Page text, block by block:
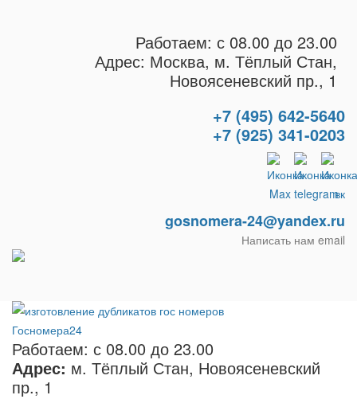
Работаем: с 08.00 до 23.00
Адрес: Москва, м. Тёплый Стан,
Новоясеневский пр., 1
+7 (495) 642-5640
+7 (925) 341-0203
gosnomera-24@yandex.ru
Написать нам email
Работаем: с 08.00 до 23.00
Адрес: м. Тёплый Стан, Новоясеневский
пр., 1